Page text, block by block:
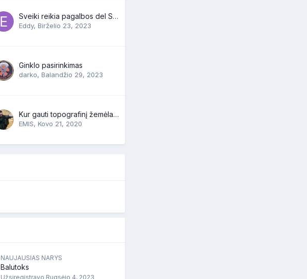
Sveiki reikia pagalbos del Snow wolf SW-04J
Eddy, Birželio 23, 2023
Ginklo pasirinkimas
darko, Balandžio 29, 2023
Kur gauti topografinį žemėlapį Račkūnų miško ?
EMIS, Kovo 21, 2020
NAUJAUSIAS NARYS
Balutoks
Užsiregistravo Rugsėjo 4, 2023